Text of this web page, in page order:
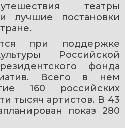
театры
лучшие постановки
при поддержке
Российской
фонда
Всего в нем
160 российских
тысяч артистов. В 43
показ 280